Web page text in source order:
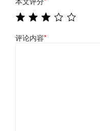
评论内容*